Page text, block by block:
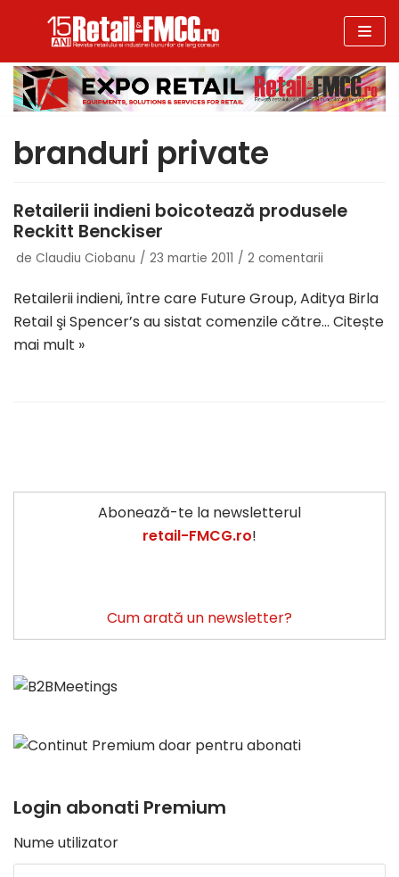
la
conținut
branduri private
Retailerii indieni boicotează produsele
Reckitt Benckiser
de Claudiu Ciobanu 23 martie 2011 2 comentarii
Retailerii indieni, între care Future Group, Aditya Birla
Retail şi Spencer’s au sistat comenzile către… Citește
mai mult »
Abonează-te la newsletterul
retail-FMCG.ro!
Cum arată un newsletter?
Login abonati Premium
Nume utilizator